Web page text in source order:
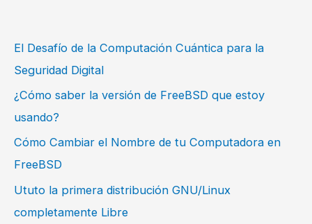
El Desafío de la Computación Cuántica para la
Seguridad Digital
¿Cómo saber la versión de FreeBSD que estoy
usando?
Cómo Cambiar el Nombre de tu Computadora en
FreeBSD
Ututo la primera distribución GNU/Linux
completamente Libre